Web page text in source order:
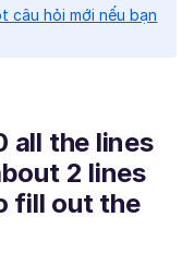
câu hỏi mới nếu bạn
all the lines
2 lines
fill out the